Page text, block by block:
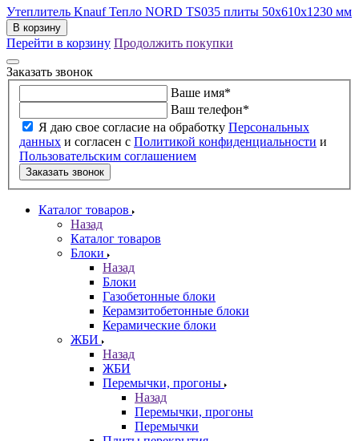
Утеплитель Knauf Тепло NORD TS035 плиты 50х610х1230 мм
В корзину
Перейти в корзину Продолжить покупки
Заказать звонок
Ваше имя*
Ваш телефон*
Я даю свое согласие на обработку Персональных
данных и согласен с Политикой конфиденциальности и
Пользовательским соглашением
Заказать звонок
Каталог товаров
Назад
Каталог товаров
Блоки
Назад
Блоки
Газобетонные блоки
Керамзитобетонные блоки
Керамические блоки
ЖБИ
Назад
ЖБИ
Перемычки, прогоны
Назад
Перемычки, прогоны
Перемычки